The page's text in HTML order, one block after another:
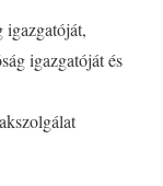
igazgatóját,
igazgatóját és